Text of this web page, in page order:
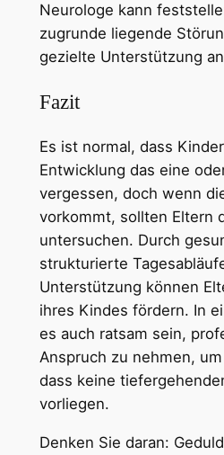
Neurologe kann
zugrunde liegende
gezielte Unterstützung
Fazit
Es ist normal, dass
Entwicklung das eine
vergessen, doch wenn
vorkommt, sollten Eltern
untersuchen. Durch
strukturierte
Unterstützung können
ihres Kindes fördern. In
es auch ratsam sein,
Anspruch zu nehmen,
dass keine
vorliegen.
Denken Sie daran: